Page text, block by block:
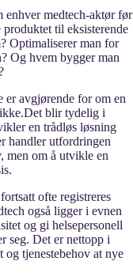
enhver medtech-aktør før
til eksisterende
Optimaliserer man for
Og hvem bygger man
er avgjørende for om en
blir tydelig i
en trådløs løsning
handler utfordringen
men om å utvikle en
ofte registreres
også ligger i evnen
og gi helsepersonell
seg. Det er nettopp i
tjenestebehov at nye